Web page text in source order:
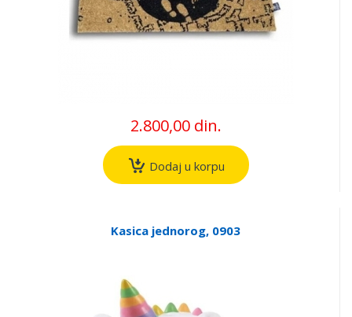
2.800,00 din.
Dodaj u korpu
Kasica jednorog, 0903